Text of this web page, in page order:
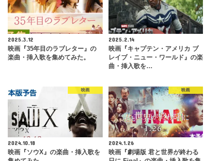
2025.3.12
映画『35年目のラブレター』の
楽曲・挿入歌を集めてみた。
2025.2.14
映画『キャプテン・アメリカ ブ
レイブ・ニュー・ワールド』の楽
曲・挿入歌を…
映画
2024.10.18
映画『ソウX』の楽曲・挿入歌を
映画
2024.1.26
映画『劇場版 君と世界が終わる